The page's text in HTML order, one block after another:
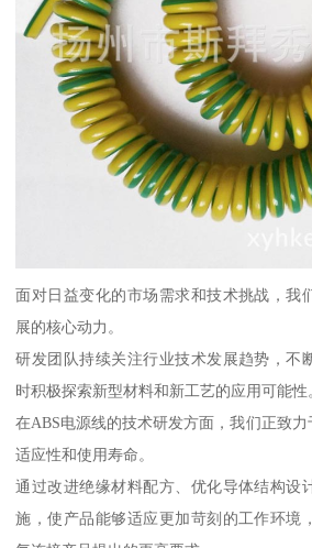
面对日益变化的市场需求和技术挑战，我
展的核心动力。
研发团队持续关注行业技术发展趋势，不
时积极探索新型材料和新工艺的应用可能性
在ABS电源线的技术研发方面，我们正致
适应性和使用寿命。
通过改进绝缘材料配方、优化导体结构设
施，使产品能够适应更加苛刻的工作环境